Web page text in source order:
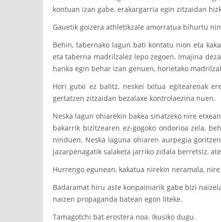
kontuan izan gabe, erakargarria egin zitzaidan
Gauetik goizera athletikzale amorratua bihurtu
Behin, tabernako lagun bati kontatu nion eta
eta taberna madrilzalez lepo zegoen. Imajina
hanka egin behar izan genuen, horietako
Hori gutxi ez balitz, neskei txitua egitearenak
gertatzen zitzaidan bezalaxe kontrolaezina nuen.
Neska lagun ohiarekin bakea sinatzeko nire
bakarrik bizitzearen ez-gogoko ondorioa zela,
ninduen. Neska laguna ohiaren aurpegia
jazarpenagatik salaketa jarriko zidala berretsiz,
Hurrengo egunean, kakatua nirekin neramala,
Badaramat hiru aste konpainiarik gabe bizi
naizen propaganda batean egon liteke.
Tamagotchi bat erostera noa. Ikusiko dugu.